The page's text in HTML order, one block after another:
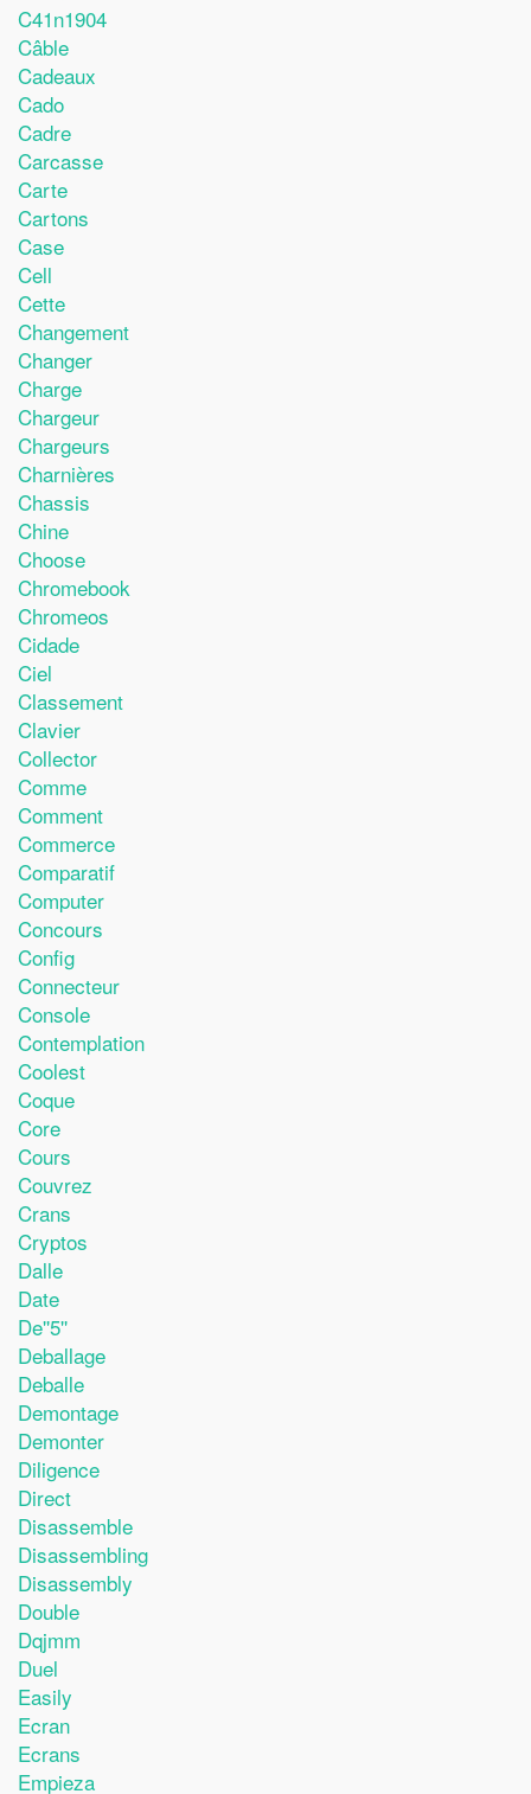
C41n1904
Câble
Cadeaux
Cado
Cadre
Carcasse
Carte
Cartons
Case
Cell
Cette
Changement
Changer
Charge
Chargeur
Chargeurs
Charnières
Chassis
Chine
Choose
Chromebook
Chromeos
Cidade
Ciel
Classement
Clavier
Collector
Comme
Comment
Commerce
Comparatif
Computer
Concours
Config
Connecteur
Console
Contemplation
Coolest
Coque
Core
Cours
Couvrez
Crans
Cryptos
Dalle
Date
De''5''
Deballage
Deballe
Demontage
Demonter
Diligence
Direct
Disassemble
Disassembling
Disassembly
Double
Dqjmm
Duel
Easily
Ecran
Ecrans
Empieza